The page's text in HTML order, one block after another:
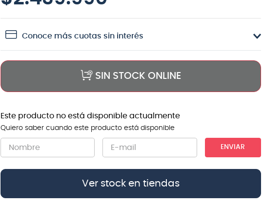
Conoce más cuotas sin interés
SIN STOCK ONLINE
Este producto no está disponible actualmente
Quiero saber cuando este producto está disponible
ENVIAR
Ver stock en tiendas